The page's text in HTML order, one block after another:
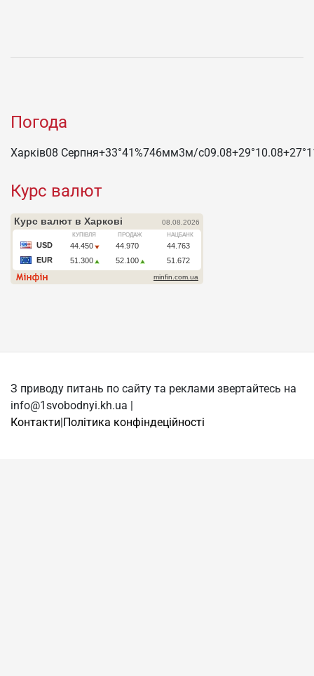
Погода
Харків08 Серпня+33°41 %746мм3м/c09.08+29°10.08+27°
Курс валют
З приводу питань по сайту та реклами звертайтесь на
info@1svobodnyi.kh.ua |
Контакти Політика конфіндеційності